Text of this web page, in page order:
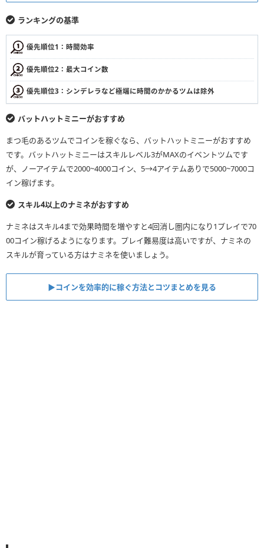
ランキングの基準
優先順位1：時間効率
優先順位2：最大コイン数
優先順位3：シンデレラなど極端に時間のかかるツムは除外
バットハットミニーがおすすめ
まつ毛のあるツムでコインを稼ぐなら、バットハットミニーがおすすめ
です。バットハットミニーはスキルレベル3がMAXのイベントツムです
が、ノーアイテムで2000~4000コイン、5→4アイテムありで5000~7000コ
イン稼げます。
スキル4以上のナミネがおすすめ
ナミネはスキル4まで効果時間を増やすと4回消し圏内になり1プレイで70
00コイン稼げるようになります。プレイ難易度は高いですが、ナミネの
スキルが育っている方はナミネを使いましょう。
▶︎コインを効率的に稼ぐ方法とコツまとめを見る